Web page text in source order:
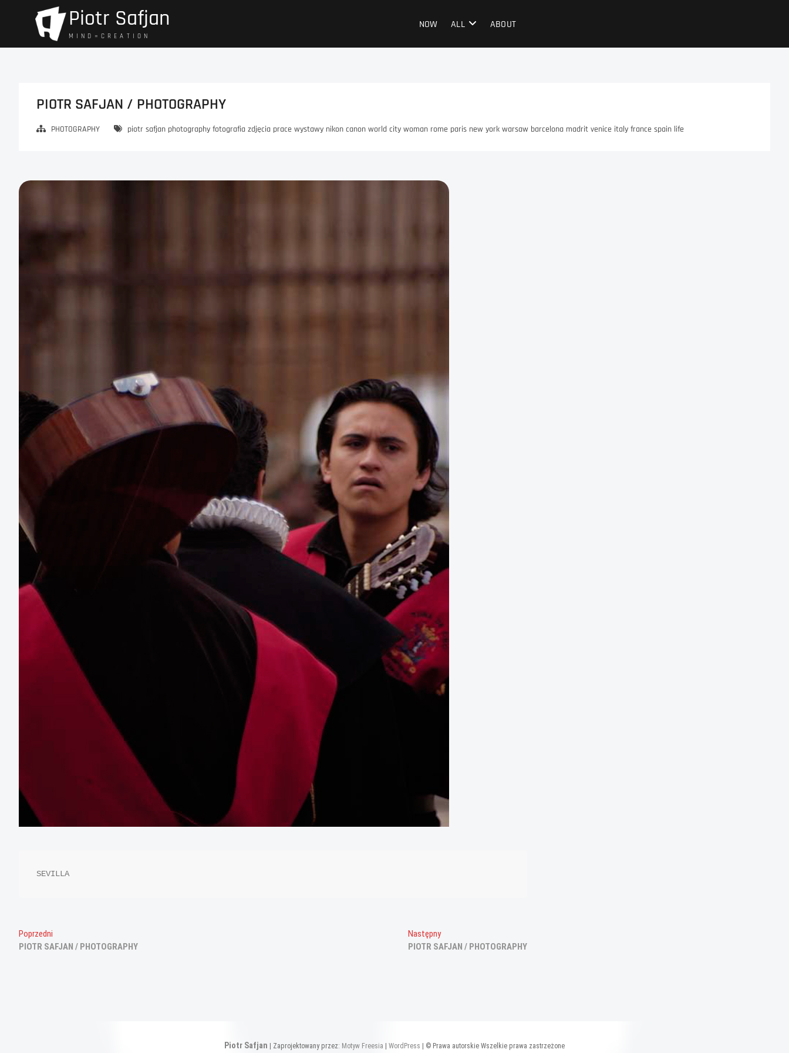
Piotr Safjan
M I N D = C R E A T I O N
NOW ALL ABOUT
PIOTR SAFJAN / PHOTOGRAPHY
PHOTOGRAPHY piotr safjan photography fotografia zdjęcia prace wystawy nikon canon world city woman rome paris new york warsaw barcelona madrit venice italy france spain life
SEVILLA
Nawigacja
wpisu
Poprzedni
wpis:
PIOTR SAFJAN / PHOTOGRAPHY
NastępnyNastępny
wpis:
PIOTR SAFJAN / PHOTOGRAPHY
Piotr Safjan | Zaprojektowany przez: Motyw Freesia WordPress | © Prawa autorskie Wszelkie prawa zastrzeżone